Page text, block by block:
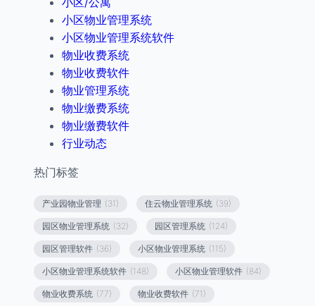
小区物业管理系统
小区物业管理系统软件
物业收费系统
物业收费软件
物业管理系统
物业缴费系统
物业缴费软件
行业动态
热门标签
产业园物业管理 (31) 住云物业管理系统 (39)
园区物业管理系统 (32) 园区管理系统 (124)
园区管理软件 (36) 小区物业管理系统 (115)
小区物业管理系统软件 (148) 小区物业管理软件 (84)
物业收费系统 (77) 物业收费软件 (71)